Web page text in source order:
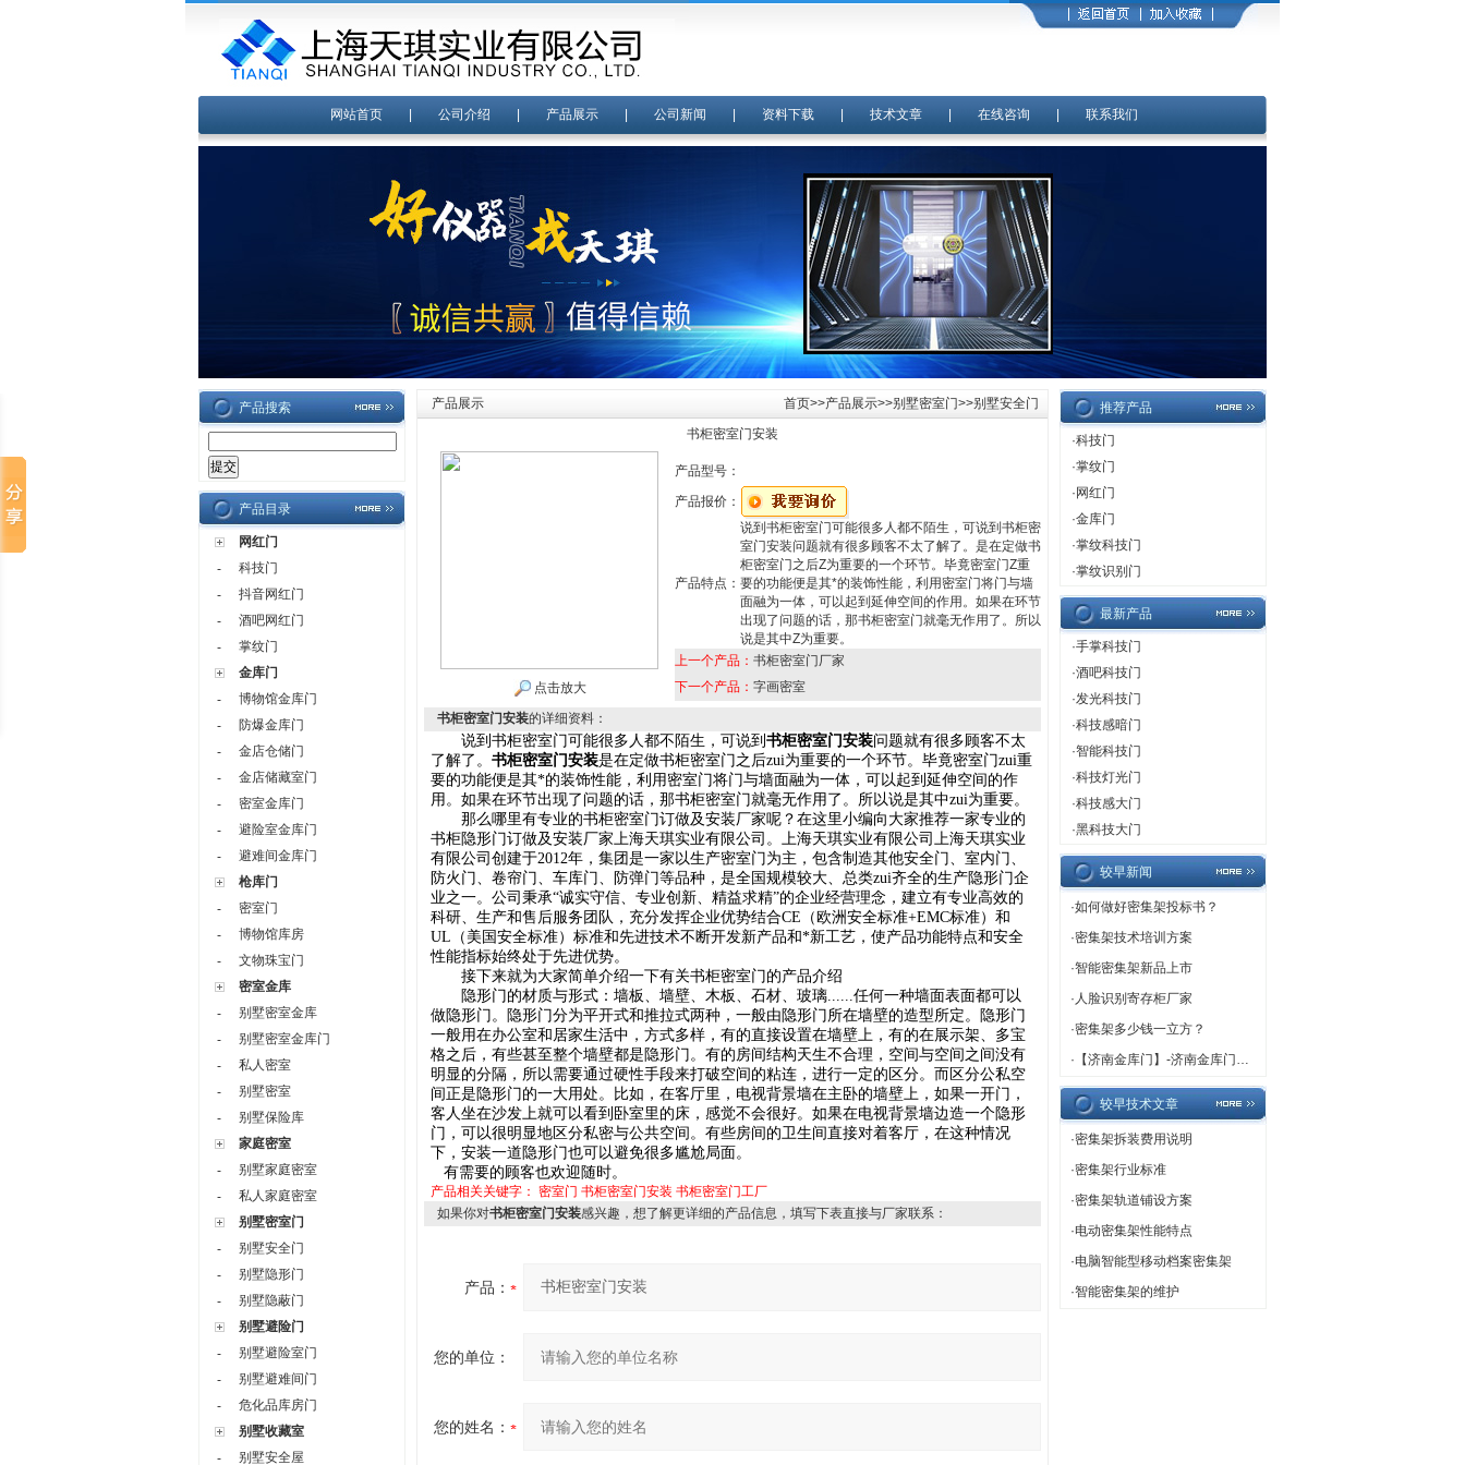
网站首页| 公司介绍 产品展示| 公司新闻 资料下载| 技术文章| 在线咨询 联系我们
产品搜索
产品目录
网红门
-
科技门
-
抖音网红门
-
酒吧网红门
-
掌纹门
金库门
-
博物馆金库门
-
防爆金库门
-
金店仓储门
-
金店储藏室门
-
密室金库门
-
避险室金库门
-
避难间金库门
枪库门
-
密室门
-
博物馆库房
-
文物珠宝门
密室金库
-
别墅密室金库
-
别墅密室金库门
-
私人密室
-
别墅密室
-
别墅保险库
家庭密室
-
别墅家庭密室
-
私人家庭密室
别墅密室门
-
别墅安全门
-
别墅隐形门
-
别墅隐蔽门
别墅避险门
-
别墅避险室门
-
别墅避难间门
-
危化品库房门
别墅收藏室
-
别墅安全屋
产品展示 首页>>产品展示>>别墅密室门>>别墅安全门
书柜密室门安装
点击放大
产品型号：
产品报价：
产品特点：
说到书柜密室门可能很多人都不陌生，可说到书柜密
室门安装问题就有很多顾客不太了解了。是在定做书
柜密室门之后Z为重要的一个环节。毕竟密室门Z重
要的功能便是其*的装饰性能，利用密室门将门与墙
面融为一体，可以起到延伸空间的作用。如果在环节
出现了问题的话，那书柜密室门就毫无作用了。所以
说是其中Z为重要。
上一个产品： 书柜密室门厂家
下一个产品： 字画密室
书柜密室门安装的详细资料：
说到书柜密室门可能很多人都不陌生，可说到 书柜密室门安装问题就有很多顾客不太
了解了。 书柜密室门安装是在定做书柜密室门之后zui为重要的一个环节。毕竟密室门zui重
要的功能便是其*的装饰性能，利用密室门将门与墙面融为一体，可以起到延伸空间的作
用。如果在环节出现了问题的话，那书柜密室门就毫无作用了。所以说是其中zui为重要。
那么哪里有专业的书柜密室门订做及安装厂家呢？在这里小编向大家推荐一家专业的
书柜隐形门订做及安装厂家上海天琪实业有限公司。上海天琪实业有限公司上海天琪实业
有限公司创建于2012年，集团是一家以生产密室门为主，包含制造其他安全门、室内门、
防火门、卷帘门、车库门、防弹门等品种，是全国规模较大、总类zui齐全的生产隐形门企
业之一。公司秉承“诚实守信、专业创新、精益求精”的企业经营理念，建立有专业高效的
科研、生产和售后服务团队，充分发挥企业优势结合CE（欧洲安全标准+EMC标准）和
UL（美国安全标准）标准和先进技术不断开发新产品和*新工艺，使产品功能特点和安全
性能指标始终处于先进优势。
接下来就为大家简单介绍一下有关书柜密室门的产品介绍
隐形门的材质与形式：墙板、墙壁、木板、石材、玻璃......任何一种墙面表面都可以
做隐形门。隐形门分为平开式和推拉式两种，一般由隐形门所在墙壁的造型所定。隐形门
一般用在办公室和居家生活中，方式多样，有的直接设置在墙壁上，有的在展示架、多宝
格之后，有些甚至整个墙壁都是隐形门。有的房间结构天生不合理，空间与空间之间没有
明显的分隔，所以需要通过硬性手段来打破空间的粘连，进行一定的区分。而区分公私空
间正是隐形门的一大用处。比如，在客厅里，电视背景墙在主卧的墙壁上，如果一开门，
客人坐在沙发上就可以看到卧室里的床，感觉不会很好。如果在电视背景墙边造一个隐形
门，可以很明显地区分私密与公共空间。有些房间的卫生间直接对着客厅，在这种情况
下，安装一道隐形门也可以避免很多尴尬局面。
有需要的顾客也欢迎随时。
产品相关关键字： 密室门 书柜密室门安装 书柜密室门工厂
如果你对书柜密室门安装感兴趣，想了解更详细的产品信息，填写下表直接与厂家联系：
产品：
您的单位：
您的姓名：
推荐产品
·科技门
·掌纹门
· 网红门
·金库门
·掌纹科技门
·掌纹识别门
最新产品
·手掌科技门
·酒吧科技门
·发光科技门
·科技感暗门
·智能科技门
·科技灯光门
·科技感大门
·黑科技大门
较早新闻
·如何做好密集架投标书？
·密集架技术培训方案
·智能密集架新品上市
· 人脸识别寄存柜厂家
·密集架多少钱一立方？
· 【济南金库门】-济南金库门厂家,济南金库门定做
较早技术文章
·密集架拆装费用说明
·密集架行业标准
·密集架轨道铺设方案
·电动密集架性能特点
·电脑智能型移动档案密集架
·智能密集架的维护